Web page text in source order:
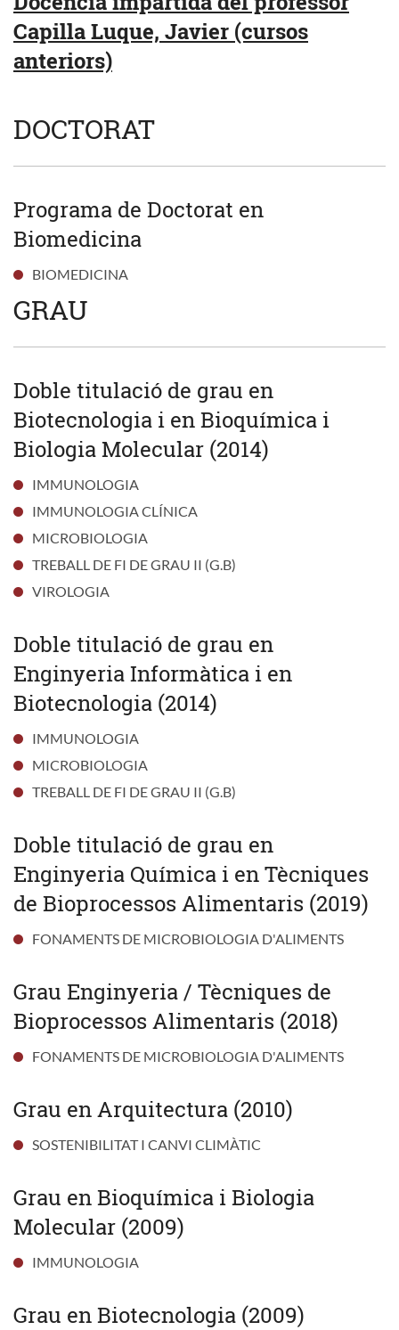
Capilla Luque, Javier (cursos
anteriors)
DOCTORAT
Programa de Doctorat en
Biomedicina
BIOMEDICINA
GRAU
Doble titulació de grau en
Biotecnologia i en Bioquímica i
Biologia Molecular (2014)
IMMUNOLOGIA
IMMUNOLOGIA CLÍNICA
MICROBIOLOGIA
TREBALL DE FI DE GRAU II (G.B)
VIROLOGIA
Doble titulació de grau en
Enginyeria Informàtica i en
Biotecnologia (2014)
IMMUNOLOGIA
MICROBIOLOGIA
TREBALL DE FI DE GRAU II (G.B)
Doble titulació de grau en
Enginyeria Química i en Tècniques
de Bioprocessos Alimentaris (2019)
FONAMENTS DE MICROBIOLOGIA D'ALIMENTS
Grau Enginyeria / Tècniques de
Bioprocessos Alimentaris (2018)
FONAMENTS DE MICROBIOLOGIA D'ALIMENTS
Grau en Arquitectura (2010)
SOSTENIBILITAT I CANVI CLIMÀTIC
Grau en Bioquímica i Biologia
Molecular (2009)
IMMUNOLOGIA
Grau en Biotecnologia (2009)